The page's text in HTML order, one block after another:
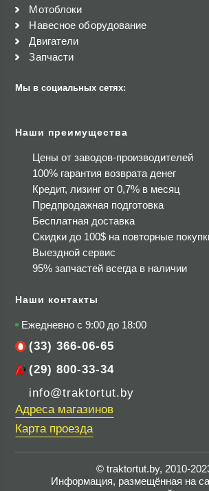
Мотоблоки
Навесное оборудование
Двигатели
Запчасти
Мы в социальных сетях:
Наши преимущества
Цены от заводов-производителей
100% гарантия возврата денег
Кредит, лизинг от 0,7% в месяц
Предпродажная подготовка
Бесплатная доставка
Скидки до 100$ на повторные
Выездной сервис
95% запчастей всегда в наличии
Наши контакты
Ежедневно с 9:00 до 18:00
(33) 366-06-65
(29) 800-33-34
info@traktortut.by
Адреса магазинов
Карта проезда
© traktortut.by, 2010-
Информация, размещённая на